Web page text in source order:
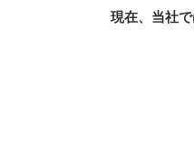
現在、当社で